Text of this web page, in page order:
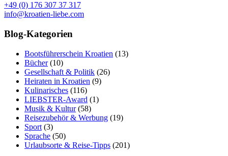
+49 (0) 176 307 37 317
info@kroatien-liebe.com
Blog-Kategorien
Bootsführerschein Kroatien (13)
Bücher(10)
Gesellschaft & Politik (26)
Heiraten in Kroatien (9)
Kulinarisches (116)
LIEBSTER-Award (1)
Musik & Kultur(58)
Reisezubehör & Werbung (19)
Sport (3)
Sprache (50)
Urlaubsorte & Reise-Tipps (201)